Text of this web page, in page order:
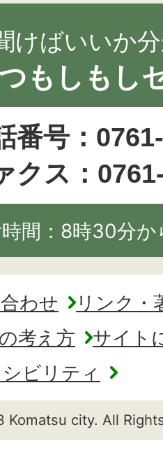
けばいいか
もしもし
番号：
クス：
間：8時30分
わせ
リンク・
考え方
サイト
ビリティ
Komatsu city. All